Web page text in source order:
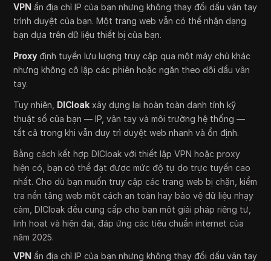
VPN ẩn địa chỉ IP của bạn nhưng không thay đổi dấu vân tay
trình duyệt của bạn. Một trang web vẫn có thể nhận dạng
bạn dựa trên dữ liệu thiết bị của bạn.
Proxyđịnh tuyến lưu lượng truy cập qua một máy chủ khác
nhưng không cô lập các phiên hoặc ngăn theo dõi dấu vân
tay.
Tuy nhiên, DICloakxây dựng lại hoàn toàn danh tính kỹ
thuật số của bạn — IP, vân tay và môi trường hệ thống —
tất cả trong khi vẫn duy trì duyệt web nhanh và ổn định.
Bằng cách kết hợp DICloak với thiết lập VPN hoặc proxy
hiện có, bạn có thể đạt được mức độ tự do trực tuyến cao
nhất. Cho dù bạn muốn truy cập các trang web bị chặn, kiểm
tra nền tảng web một cách an toàn hay bảo vệ dữ liệu nhạy
cảm, DICloak đều cung cấp cho bạn một giải pháp riêng tư,
linh hoạt và hiện đại, đáp ứng các tiêu chuẩn internet của
năm 2025.
VPN ẩn địa chỉ IP của bạn nhưng không thay đổi dấu vân tay